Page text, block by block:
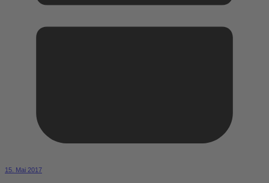
15. Mai 2017